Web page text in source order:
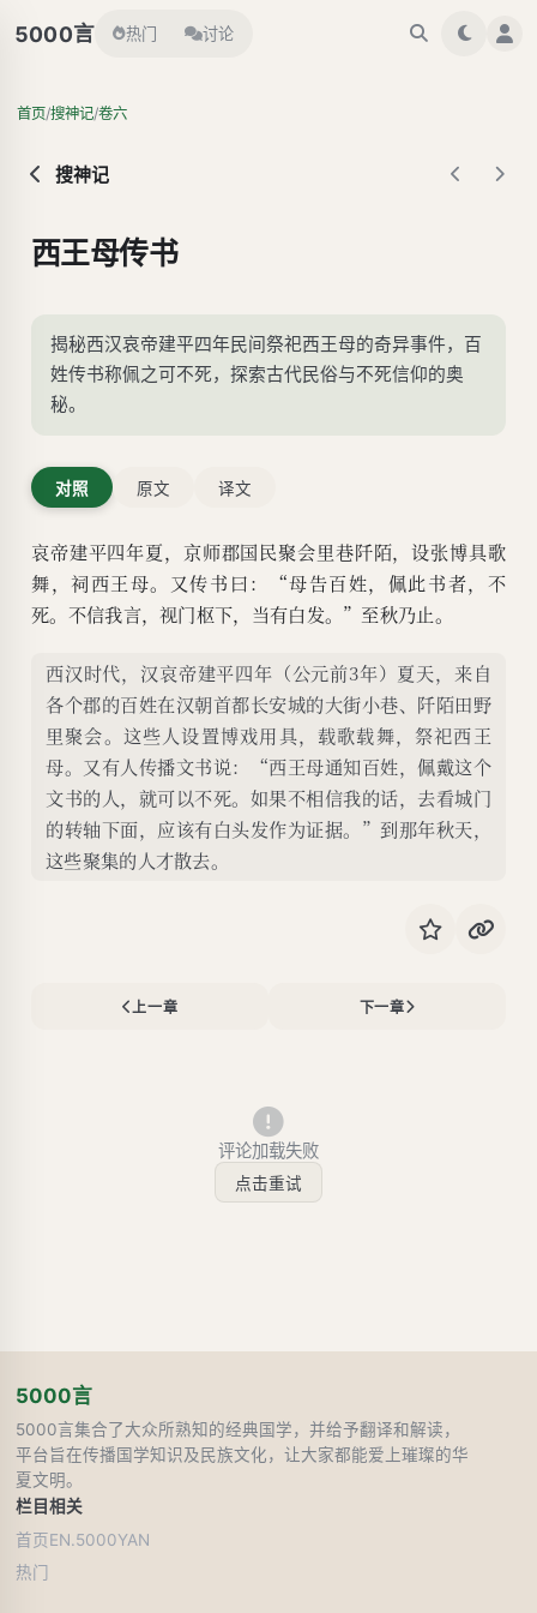
5000言 热门 讨论
首页/搜神记/卷六
搜神记
西王母传书
揭秘西汉哀帝建平四年民间祭祀西王母的奇异事件，百
姓传书称佩之可不死，探索古代民俗与不死信仰的奥
秘。
对照 原文 译文
哀帝建平四年夏，京师郡国民聚会里巷阡陌，设张博具歌
舞，祠西王母。又传书曰：“母告百姓，佩此书者，不
死。不信我言，视门枢下，当有白发。”至秋乃止。
西汉时代，汉哀帝建平四年（公元前3年）夏天，来自
各个郡的百姓在汉朝首都长安城的大街小巷、阡陌田野
里聚会。这些人设置博戏用具，载歌载舞，祭祀西王
母。又有人传播文书说：“西王母通知百姓，佩戴这个
文书的人，就可以不死。如果不相信我的话，去看城门
的转轴下面，应该有白头发作为证据。”到那年秋天，
这些聚集的人才散去。
上一章 下一章
评论加载失败
点击重试
5000言
5000言集合了大众所熟知的经典国学，并给予翻译和解读，
平台旨在传播国学知识及民族文化，让大家都能爱上璀璨的华
夏文明。
栏目
首页
热门
相关
EN.5000YAN